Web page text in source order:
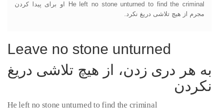
He left no stone unturned to find the criminal او برای پیدا کردن
مجرم از هیچ تلاشی دریغ نکرد.
Leave no stone unturned
به هر دری زدن، از هیچ تلاشی دریغ
نکردن
He left no stone unturned to find the criminal